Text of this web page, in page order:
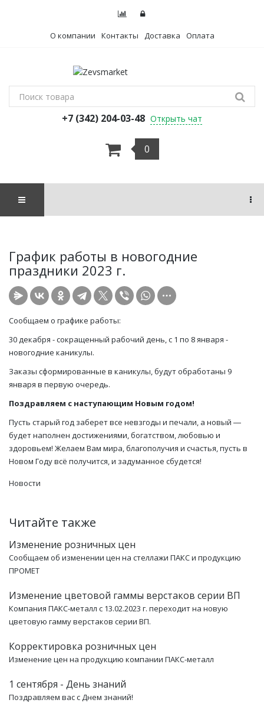
О компании Контакты Доставка Оплата
+7 (342) 204-03-48 Открыть чат
0
График работы в новогодние
праздники 2023 г.
Сообщаем о графике работы:
30 декабря - сокращенный рабочий день, с 1 по 8 января -
новогодние каникулы.
Заказы сформированные в каникулы, будут обработаны 9
января в первую очередь.
Поздравляем с наступающим Новым годом!
Пусть старый год заберет все невзгоды и печали, а новый ―
будет наполнен достижениями, богатством, любовью и
здоровьем! Желаем Вам мира, благополучия и счастья, пусть в
Новом Году всё получится, и задуманное сбудется!
Новости
Читайте также
Изменение розничных цен
Сообщаем об изменении цен на стеллажи ПАКС и продукцию
ПРОМЕТ
Изменение цветовой гаммы верстаков серии ВП
Компания ПАКС-металл с 13.02.2023 г. переходит на новую
цветовую гамму верстаков серии ВП.
Корректировка розничных цен
Изменение цен на продукцию компании ПАКС-металл
1 сентября - День знаний
Поздравляем вас с Днем знаний!